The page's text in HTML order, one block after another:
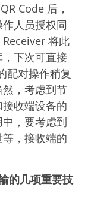
Code 后，
人员授权同
将此
下次可直接
配对操作稍复
，考虑到节
收端设备的
，要考虑到
，接收端的
的几项重要技